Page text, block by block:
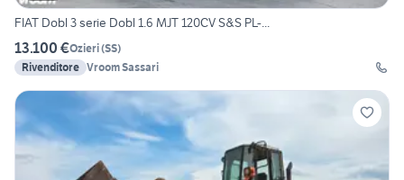
FIAT Dobl 3 serie Dobl 1.6 MJT 120CV S&S PL-...
13.100 €Ozieri(SS)
Rivenditore Vroom Sassari